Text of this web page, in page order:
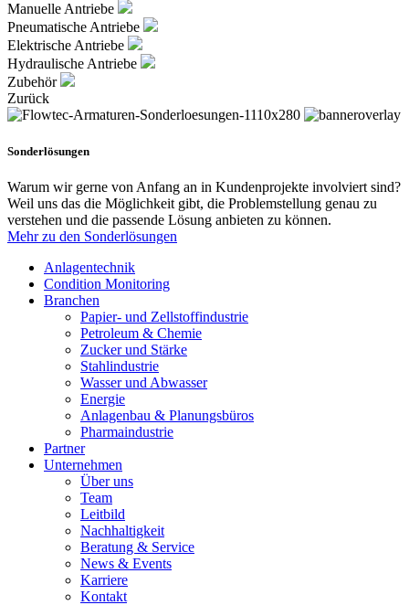
Manuelle Antriebe
Pneumatische Antriebe
Elektrische Antriebe
Hydraulische Antriebe
Zubehör
Zurück
Sonderlösungen
Warum wir gerne von Anfang an in Kundenprojekte involviert sind?
Weil uns das die Möglichkeit gibt, die Problemstellung genau zu
verstehen und die passende Lösung anbieten zu können.
Mehr zu den Sonderlösungen
Anlagentechnik
Condition Monitoring
Branchen
Papier- und Zellstoffindustrie
Petroleum & Chemie
Zucker und Stärke
Stahlindustrie
Wasser und Abwasser
Energie
Anlagenbau & Planungsbüros
Pharmaindustrie
Partner
Unternehmen
Über uns
Team
Leitbild
Nachhaltigkeit
Beratung & Service
News & Events
Karriere
Kontakt